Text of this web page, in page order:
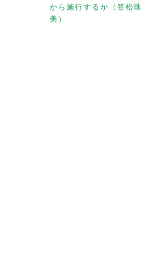
から施行するか（笠松珠
美）